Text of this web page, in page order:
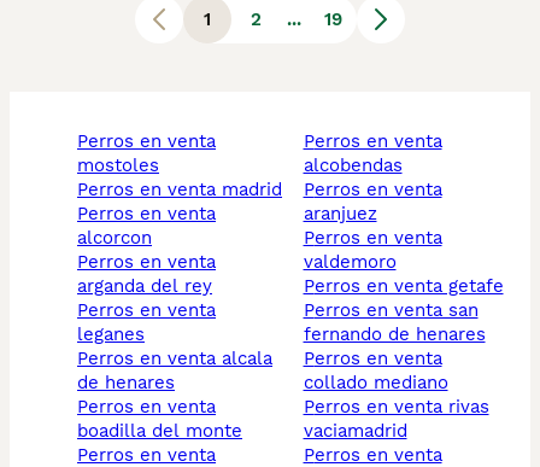
1 2 ... 19
perros en venta
mostoles
perros en venta madrid
perros en venta
alcorcon
perros en venta
arganda del rey
perros en venta
leganes
perros en venta alcala
de henares
perros en venta
boadilla del monte
perros en venta
perros en venta
alcobendas
perros en venta
aranjuez
perros en venta
valdemoro
perros en venta getafe
perros en venta san
fernando de henares
perros en venta
collado mediano
perros en venta rivas
vaciamadrid
perros en venta